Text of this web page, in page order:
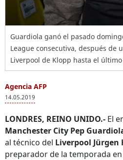
Guardiola ganó el pasado
League consecutiva, después de
Liverpool de Klopp hasta el último
Agencia AFP
14.05.2019
LONDRES, REINO UNIDO.- El
Manchester City Pep
al técnico del Liverpool Jürgen
preparador de la temporada